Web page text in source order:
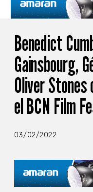
Benedict
Gainsbourg,
Oliver Stones
el BCN Film
03/02/2022